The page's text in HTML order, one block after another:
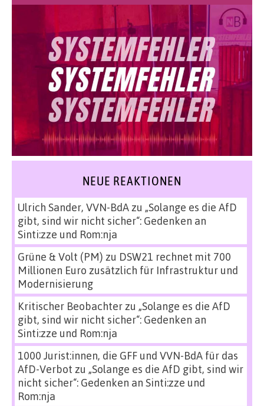
NEUE REAKTIONEN
Ulrich Sander, VVN-BdAzu „Solange es die AfD
gibt, sind wir nicht sicher“: Gedenken an
Sinti:zze und Rom:nja
Grüne & Volt (PM) zu DSW21 rechnet mit 700
Millionen Euro zusätzlich für Infrastruktur und
Modernisierung
Kritischer Beobachterzu „Solange es die AfD
gibt, sind wir nicht sicher“: Gedenken an
Sinti:zze und Rom:nja
1000 Jurist:innen, die GFF und VVN-BdA für das
AfD-Verbot zu „Solange es die AfD gibt, sind wir
nicht sicher“: Gedenken an Sinti:zze und
Rom:nja